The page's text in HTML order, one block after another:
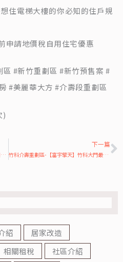
住電梯大樓的你必知的住戶規
申請地價稅自用住宅優惠
#新竹重劃區 #新竹預售案 #
#美麗華大方 #介壽段重劃區
)
關埔重劃區-【豐邑文心匯】社區格局房價介紹
下一篇
竹科介壽重劃區-【富宇擎天】竹科大門最高住宅社區
紹
居家改造
相關租稅
社區介紹